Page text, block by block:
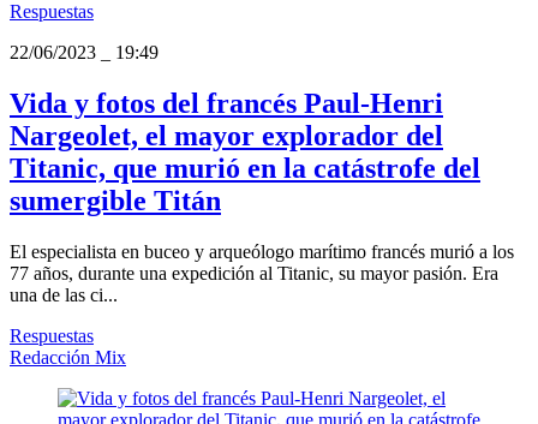
Respuestas
22/06/2023
19:49
Vida y fotos del francés Paul-Henri
Nargeolet, el mayor explorador del
Titanic, que murió en la catástrofe del
sumergible Titán
El especialista en buceo y arqueólogo marítimo francés murió a los
77 años, durante una expedición al Titanic, su mayor pasión. Era
una de las ci...
Respuestas
Redacción Mix